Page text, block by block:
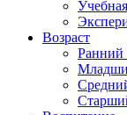
Возраст
Ранний